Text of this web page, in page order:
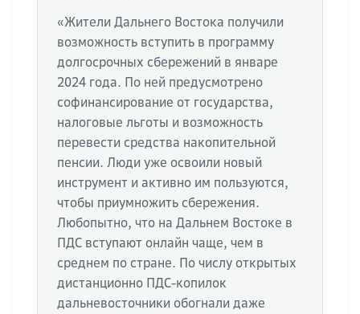
«Жители Дальнего Востока получили
возможность вступить в программу
долгосрочных сбережений в январе
2024 года. По ней предусмотрено
софинансирование от государства,
налоговые льготы и возможность
перевести средства накопительной
пенсии. Люди уже освоили новый
инструмент и активно им пользуются,
чтобы приумножить сбережения.
Любопытно, что на Дальнем Востоке в
ПДС вступают онлайн чаще, чем в
среднем по стране. По числу открытых
дистанционно ПДС-копилок
дальневосточники обогнали даже